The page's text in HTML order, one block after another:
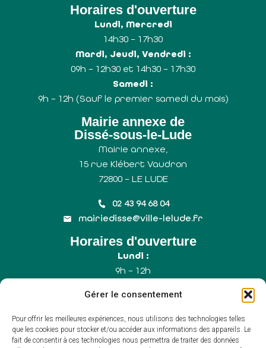
Gérer le consentement
Pour offrir les meilleures expériences, nous utilisons des technologies telles
que les cookies pour stocker et/ou accéder aux informations des appareils. Le
fait de consentir à ces technologies nous permettra de traiter des données
Horaires d'ouverture
Lundi, Mercredi
14h30 – 17h30
Mardi, Jeudi, Vendredi :
09h – 12h30 et 14h30 – 17h30
Samedi :
9h – 12h (Sauf le premier samedi du mois)
Mairie annexe de
Dissé-sous-le-Lude
Mairie annexe,
15 rue Klébert Vaudron
72800 – LE LUDE
02 43 94 68 04
mairiedisse@ville-lelude.fr
Horaires d'ouverture
Lundi :
9h – 12h
9h – 12h
Samedi :
9h – 12h (Uniquement le 1er samedi du mois)